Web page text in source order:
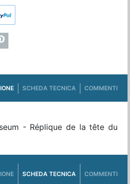
SCHEDA TECNICA COMMENTI
- Réplique de la tête du
SCHEDA TECNICA COMMENTI